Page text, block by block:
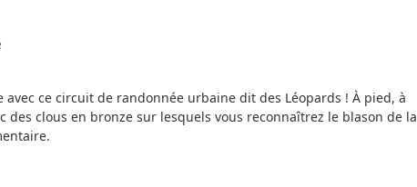
avec ce circuit de randonnée urbaine dit des Léopards ! À pied, à
des clous en bronze sur lesquels vous reconnaîtrez le blason de la